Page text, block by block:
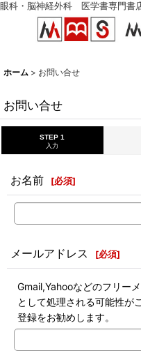
眼科・脳神経外科 医学書専門書
ホーム > お問い合せ
お問い合せ
STEP 1
入力
お名前 [必須]
メールアドレス [必須]
Gmail,Yahooなどのフリー
として処理される可能性が
登録をお勧めします。